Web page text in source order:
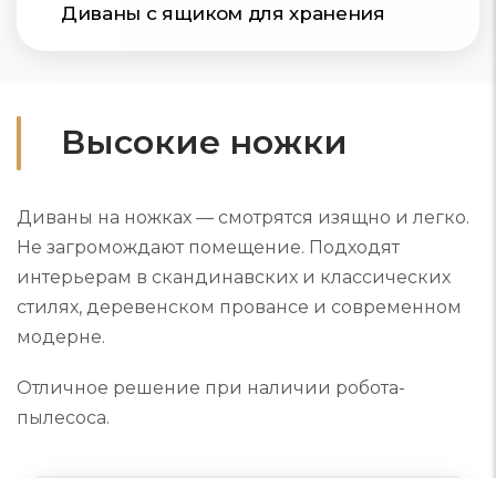
Диваны с ящиком для хранения
Высокие ножки
Диваны на ножках — смотрятся изящно и легко.
Не загромождают помещение. Подходят
интерьерам в скандинавских и классических
стилях, деревенском провансе и современном
модерне.
Отличное решение при наличии робота-
пылесоса.